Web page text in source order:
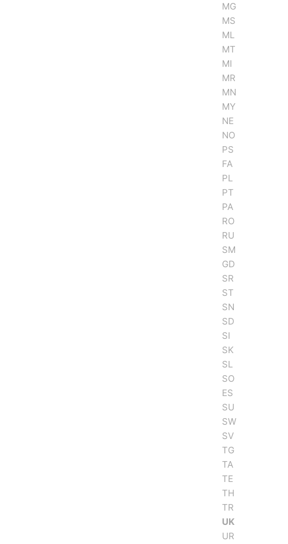
MG
MS
ML
MT
MI
MR
MN
MY
NE
NO
PS
FA
PL
PT
PA
RO
RU
SM
GD
SR
ST
SN
SD
SI
SK
SL
SO
ES
SU
SW
SV
TG
TA
TE
TH
TR
UK
UR